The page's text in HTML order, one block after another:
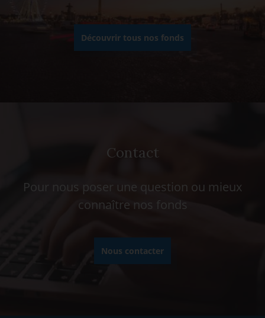
Découvrir tous nos fonds
Contact
Pour nous poser une question ou mieux
connaître nos fonds
Nous contacter